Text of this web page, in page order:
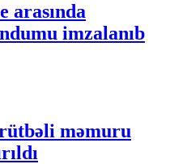
arasında
imzalanıb
məmuru